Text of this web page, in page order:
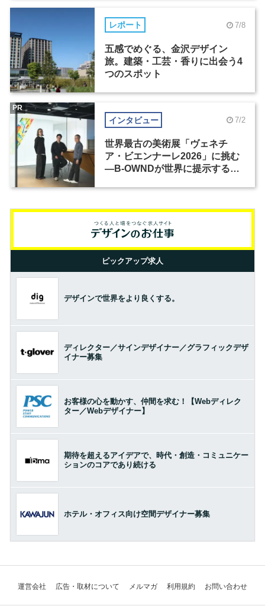
レポート 7/8
五感でめぐる、金沢デザイン
旅。建築・工芸・香りに出会う4
つのスポット
インタビュー 7/2
世界最古の美術展「ヴェネチ
ア・ビエンナーレ2026」に挑む
―B-OWNDが世界に提示する美
PR
ピックアップ求人
デザインで世界をより良くする。
ディレクター／サインデザイナー／グラフィックデザ
イナー募集
お客様の心を動かす、仲間を求む！【Webディレク
ター／Webデザイナー】
期待を超えるアイデアで、時代・創造・コミュニケー
ションのコアであり続ける
ホテル・オフィス向け空間デザイナー募集
運営会社 広告・取材について メルマガ 利用規約 お問い合わせ